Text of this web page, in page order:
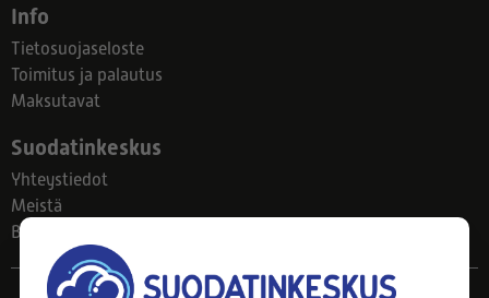
Info
Tietosuojaseloste
Toimitus ja palautus
Maksutavat
Suodatinkeskus
Yhteystiedot
Meistä
Blogi